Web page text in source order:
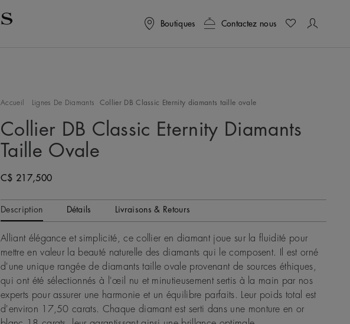
Boutiques Contactez nous
Accueil Lignes De Diamants Collier DB Classic Eternity diamants taille ovale
Collier DB Classic Eternity Diamants
Taille Ovale
C$ 217,500
Description Détails Livraisons & Retours
Alliant élégance et simplicité, ce collier en diamant joue sur la fluidité pour
mettre en valeur la beauté naturelle des diamants qui le composent. Il est orné
d'une unique rangée de diamants taille ovale provenant de sources éthiques,
qui ont été sélectionnés à l'œil nu et minutieusement sertis à la main par nos
experts pour assurer une harmonie et un équilibre parfaits. Leur poids total est
d'environ 17,50 carats. Chaque diamant est serti dans une monture en or